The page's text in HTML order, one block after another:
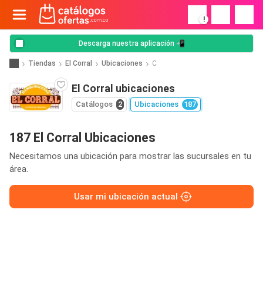
!
Descarga nuestra aplicación 📲
Tiendas El Corral Ubicaciones C
El Corral ubicaciones
Catálogos 2 Ubicaciones 187
187 El Corral Ubicaciones
Necesitamos una ubicación para mostrar las sucursales en tu
área.
Usar mi ubicación actual